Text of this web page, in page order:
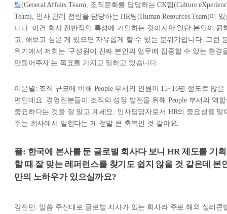
팀(General Affairs Team), 조직문화를 담당하는 CX팀(Culture
Team), 인사 관리 전반을 담당하는 HR팀(Human Resources Team)이
니다. 이건 회사 전반적인 특성에 기인하는 것이지만 일단 본인이 원
고, 해보고 싶은 게 있으면 자유롭게 할 수 있는 분위기입니다. 그런
위기에서 저희는 '구성원이 진짜 본인의 업무에 집중할 수 있는 환경
만들어주자'는 목표를 가지고 일하고 있습니다.
이은별: 조직 규모에 비해 People 부서의 인원이 15~16명 정도로 많은
편인데요. 경영진분들이 조직의 성장∙발전을 위해 People 부서의 역
중요하다는 것을 잘 알고 계세요. 인사담당자로서 HR의 중요성을 알
주는 회사에서 일한다는 게 정말 큰 축복인 것 같아요.
플: 한국에 본사를 둔 글로벌 회사다 보니 HR 제도를 기획
할 때 잘 맞는 레퍼런스를 찾기도 쉽지 않을 것 같은데 본
만의 노하우가 있으실까요?
강진민: 말씀 주신대로 글로벌 지사가 있는 회사라 주로 해외 실리콘